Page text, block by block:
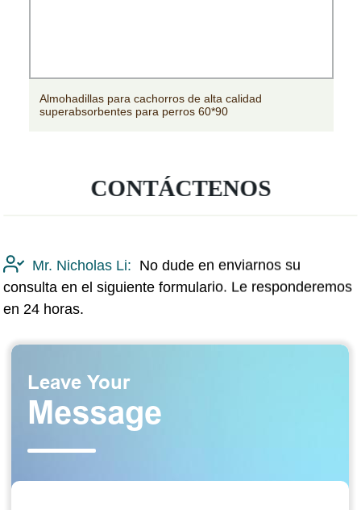
Almohadillas para cachorros de alta calidad
superabsorbentes para perros 60*90
CONTÁCTENOS
Mr. Nicholas Li: No dude en enviarnos su
consulta en el siguiente formulario. Le responderemos
en 24 horas.